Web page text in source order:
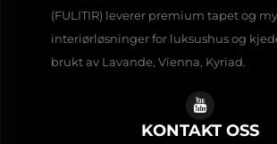
(FULITIR) leverer premium tapet og
interiørløsninger for luksushus og
brukt av Lavande, Vienna, Kyriad.
KONTAKT OSS